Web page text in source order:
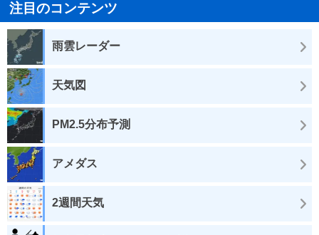
注目のコンテンツ
雨雲レーダー
天気図
PM2.5分布予測
アメダス
2週間天気